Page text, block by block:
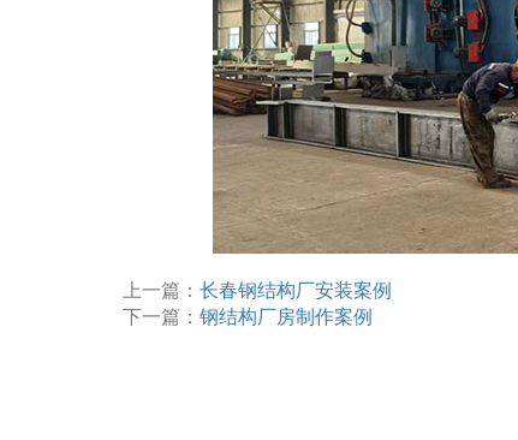
上一篇： 长春钢结构厂安装案例
下一篇： 钢结构厂房制作案例